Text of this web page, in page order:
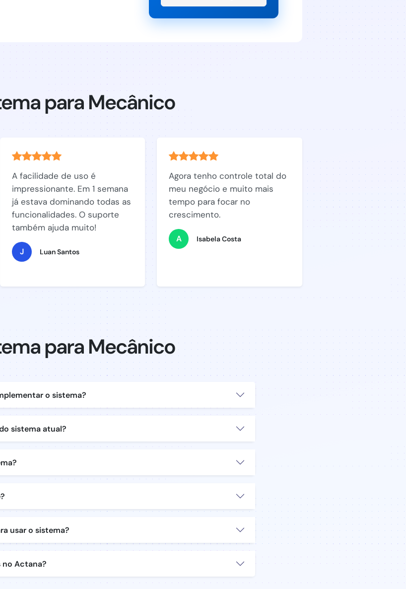
para Mecânico
A facilidade de uso é
impressionante. Em 1 semana
já estava dominando todas as
funcionalidades. O suporte
também ajuda muito!
J Luan Santos
Agora tenho controle total do
meu negócio e muito mais
tempo para focar no
crescimento.
A Isabela Costa
para Mecânico
o sistema?
sistema atual?
usar o sistema?
no Actana?